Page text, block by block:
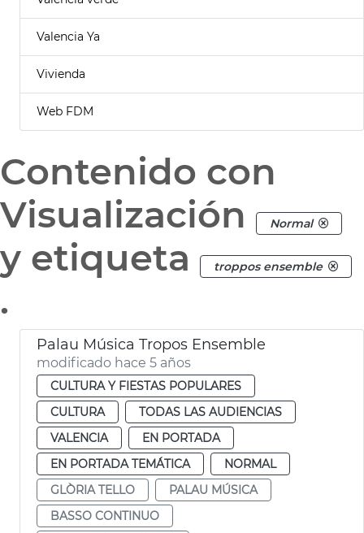
Valencia Ya
Vivienda
Web FDM
Contenido con
Visualización
Normal
y etiqueta troppos ensemble
.
Palau Música Tropos Ensemble
modificado hace 5 años
CULTURA Y FIESTAS POPULARES
CULTURA
TODAS LAS AUDIENCIAS
VALENCIA
EN PORTADA
EN PORTADA TEMÁTICA
NORMAL
GLÒRIA TELLO
PALAU MÚSICA
BASSO CONTINUO